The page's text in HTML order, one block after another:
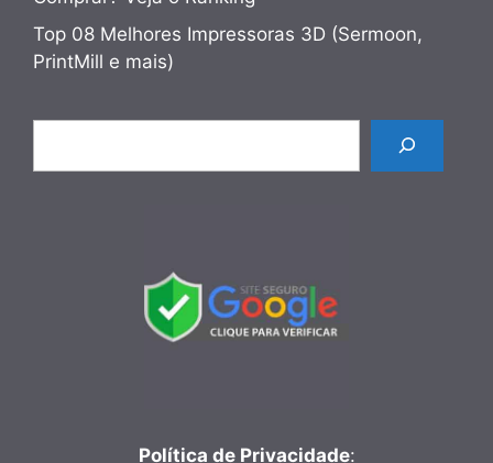
Top 08 Melhores Impressoras 3D (Sermoon,
PrintMill e mais)
Política de Privacidade: